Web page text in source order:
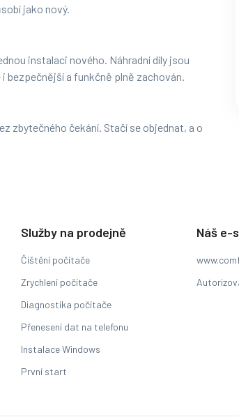
jako nový.
instalaci nového. Náhradní díly jsou
bezpečnější a funkčně plně zachován.
zbytečného čekání. Stačí se objednat, a o
Služby na prodejně
Čištění počítače
Zrychlení počítače
Diagnostika počítače
Přenesení dat na telefonu
Instalace Windows
První start
Náš e-